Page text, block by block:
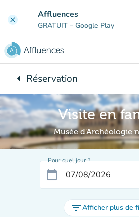
clear Affluences
GRATUIT – Google Play
arrow_leftRetour à :
Réservation
Visite en
Musée d'Archéologie
Pour quel jour ?
calendar_today
filter_listAfficher plus de